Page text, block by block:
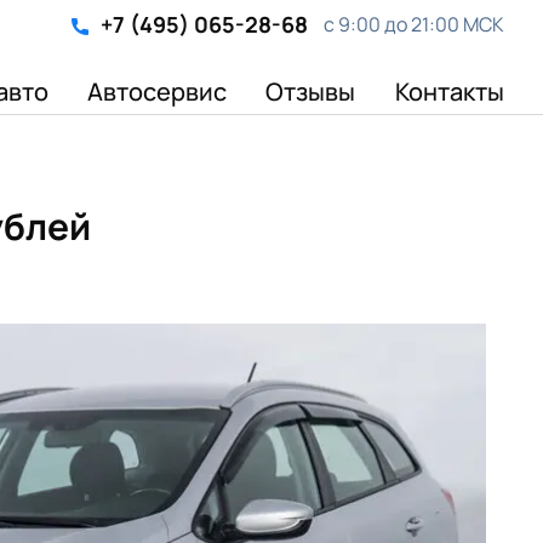
+7 (495) 065-28-68 с 9:00 до 21:00 МСК
Автосервис Отзывы Контакты